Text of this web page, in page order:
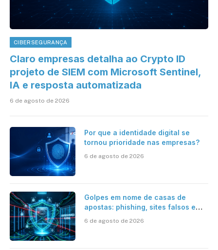
CIBERSEGURANÇA
Claro empresas detalha ao Crypto ID
projeto de SIEM com Microsoft Sentinel,
IA e resposta automatizada
6 de agosto de 2026
Por que a identidade digital se
tornou prioridade nas empresas?
6 de agosto de 2026
Golpes em nome de casas de
apostas: phishing, sites falsos e
6 de agosto de 2026